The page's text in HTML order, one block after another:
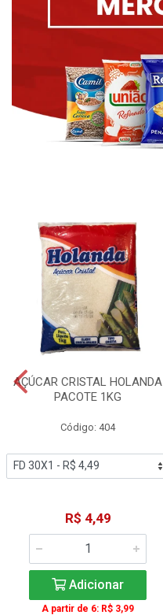
AÇÚCAR CRISTAL HOLANDA
PACOTE 1KG
Código: 404
R$ 4,49
Adicionar
A partir de 6: R$ 3,99